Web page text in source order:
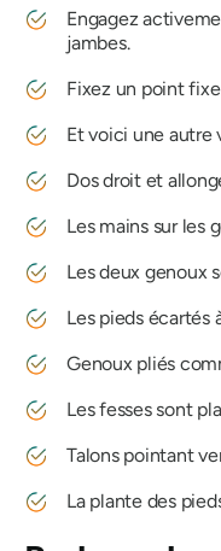
Engagez
jambes.
Fixez un point
Et voici une autre
Dos droit et
Les mains sur les
Les deux genoux
Les pieds écartés
Genoux pliés
Les fesses sont
Talons pointant
La plante des